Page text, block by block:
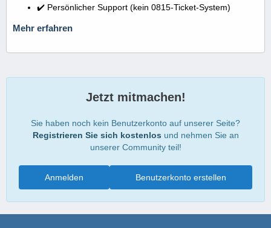
✔️ Persönlicher Support (kein 0815-Ticket-System)
Mehr erfahren
Jetzt mitmachen!
Sie haben noch kein Benutzerkonto auf unserer Seite?
Registrieren Sie sich kostenlos und nehmen Sie an
unserer Community teil!
Benutzerkonto erstellen
Anmelden